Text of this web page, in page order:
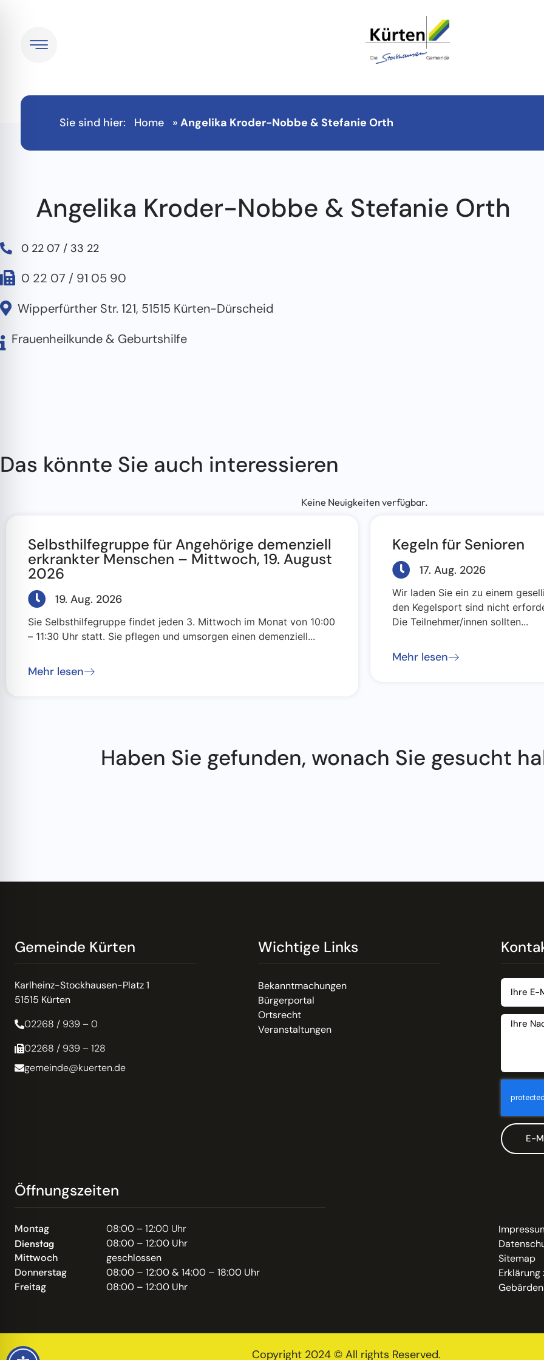
Sie sind hier: Home » Angelika Kroder-Nobbe & Stefanie Orth
Angelika Kroder-Nobbe & Stefanie Orth
0 22 07 / 33 22
0 22 07 / 91 05 90
Wipperfürther Str. 121, 51515 Kürten-Dürscheid
Frauenheilkunde & Geburtshilfe
Das könnte Sie auch interessieren
Keine Neuigkeiten verfügbar.
Selbsthilfegruppe für Angehörige demenziell
erkrankter Menschen – Mittwoch, 19. August
2026
19. Aug. 2026
Sie Selbsthilfegruppe findet jeden 3. Mittwoch im Monat von 10:00
– 11:30 Uhr statt. Sie pflegen und umsorgen einen demenziell...
Mehr lesen
Kegeln für Senioren
17. Aug. 2026
Wir laden Sie ein zu einem
den Kegelsport sind nicht
Die Teilnehmer/innen sollten...
Mehr lesen
Haben Sie gefunden, wonach Sie gesucht
Gemeinde Kürten
Karlheinz-Stockhausen-Platz 1
51515 Kürten
02268 / 939 – 0
02268 / 939 – 128
gemeinde@kuerten.de
Wichtige Links
Bekanntmachungen
Bürgerportal
Ortsrecht
Veranstaltungen
E-
Öffnungszeiten
Montag 08:00 – 12:00 Uhr
Dienstag
08:00 – 12:00 Uhr
Mittwoch
geschlossen
Donnerstag
08:00 – 12:00 & 14:00 – 18:00 Uhr
Freitag
08:00 – 12:00 Uhr
Sitemap
Copyright 2024 © All rights Reserved.